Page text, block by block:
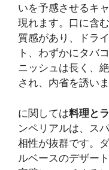
いを予感させるキ
現れます。口に含
質感があり、ドラ
ト、わずかにタバ
ニッシュは長く、
され、内省を誘いま
に関しては料理と
ンペリアルは、ス
相性が抜群です。
ルベースのデザー